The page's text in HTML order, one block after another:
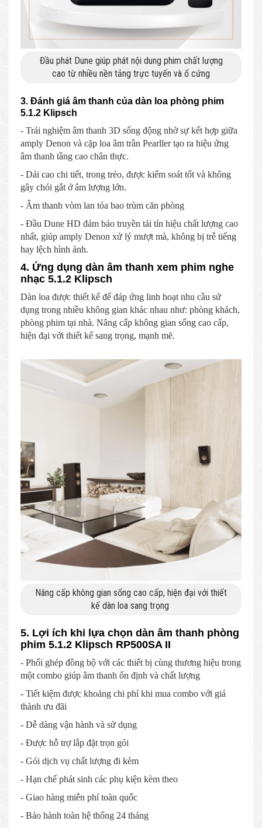
Đầu phát Dune giúp phát nội dung phim chất lượng
cao từ nhiều nền tảng trực tuyến và ổ cứng
3. Đánh giá âm thanh của dàn loa phòng phim
5.1.2 Klipsch
- Trải nghiệm âm thanh 3D sống động nhờ sự kết hợp giữa
amply Denon và cặp loa âm trần Pearller tạo ra hiệu ứng
âm thanh tầng cao chân thực.
- Dải cao chi tiết, trong trẻo, được kiểm soát tốt và không
gây chói gắt ở âm lượng lớn.
- Âm thanh vòm lan tỏa bao trùm căn phòng
- Đầu Dune HD đảm bảo truyền tải tín hiệu chất lượng cao
nhất, giúp amply Denon xử lý mượt mà, không bị trễ tiếng
hay lệch hình ảnh.
4. Ứng dụng dàn âm thanh xem phim nghe
nhạc 5.1.2 Klipsch
Dàn loa được thiết kế để đáp ứng linh hoạt nhu cầu sử
dụng trong nhiều không gian khác nhau như: phòng khách,
phòng phim tại nhà. Nâng cấp không gian sống cao cấp,
hiện đại với thiết kế sang trọng, mạnh mẽ.
Nâng cấp không gian sống cao cấp, hiện đại với thiết
kế dàn loa sang trọng
5. Lợi ích khi lựa chọn dàn âm thanh phòng
phim 5.1.2 Klipsch RP500SA II
- Phối ghép đồng bộ với các thiết bị cùng thương hiệu trong
một combo giúp âm thanh ổn định và chất lượng
- Tiết kiệm được khoảng chi phí khi mua combo với giá
thành ưu đãi
- Dễ dàng vận hành và sử dụng
- Được hỗ trợ lắp đặt trọn gói
- Gói dịch vụ chất lượng đi kèm
- Hạn chế phát sinh các phụ kiện kèm theo
- Giao hàng miễn phí toàn quốc
- Bảo hành toàn hệ thống 24 tháng